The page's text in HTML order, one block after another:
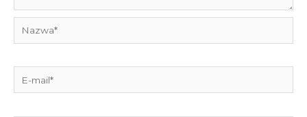
mail*